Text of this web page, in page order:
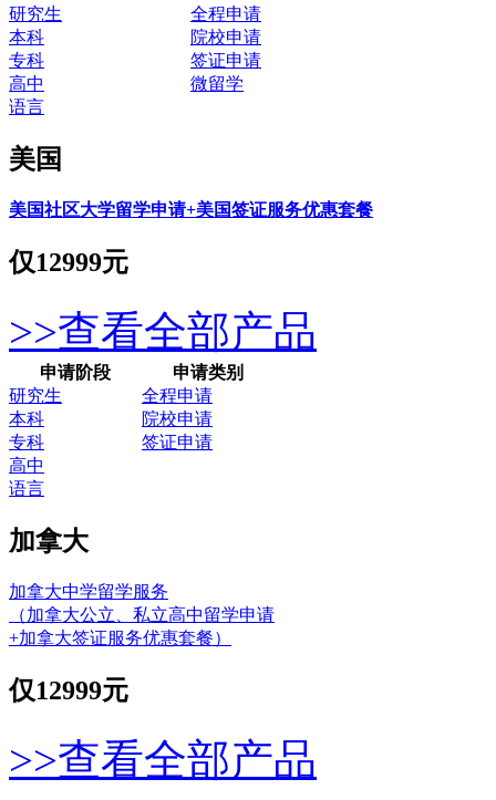
研究生
全程申请
本科
院校申请
专科
签证申请
高中
微留学
语言
美国
美国社区大学留学申请+美国签证服务优惠套餐
仅12999元
>>查看全部产品
申请阶段
申请类别
研究生
全程申请
本科
院校申请
专科
签证申请
高中
语言
加拿大
加拿大中学留学服务
（加拿大公立、私立高中留学申请
+加拿大签证服务优惠套餐）
仅12999元
>>查看全部产品